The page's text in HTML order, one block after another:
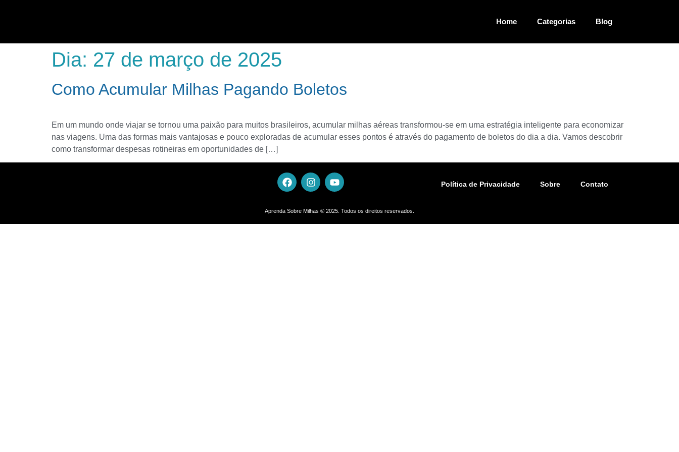
Home Categorias Blog
Dia: 27 de março de 2025
Como Acumular Milhas Pagando Boletos
Em um mundo onde viajar se tornou uma paixão para muitos brasileiros, acumular milhas aéreas transformou-se em uma estratégia inteligente para economizar
nas viagens. Uma das formas mais vantajosas e pouco exploradas de acumular esses pontos é através do pagamento de boletos do dia a dia. Vamos descobrir
como transformar despesas rotineiras em oportunidades de […]
Política de Privacidade Sobre Contato
Aprenda Sobre Milhas © 2025. Todos os direitos reservados.